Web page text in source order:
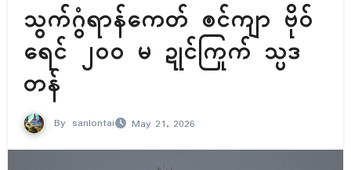
သွက်ဂွံရာန်ကေတ် ၜင်ကျာ ဗိုဝ်
ရေၚ် ၂၀၀ မ ဍုၚ်ကြုက် သ္ပဒ
တန်
By sanlontai May 21, 2026